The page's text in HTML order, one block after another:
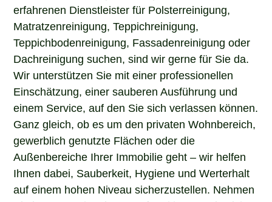
erfahrenen Dienstleister für Polsterreinigung,
Matratzenreinigung, Teppichreinigung,
Teppichbodenreinigung, Fassadenreinigung oder
Dachreinigung suchen, sind wir gerne für Sie da.
Wir unterstützen Sie mit einer professionellen
Einschätzung, einer sauberen Ausführung und
einem Service, auf den Sie sich verlassen können.
Ganz gleich, ob es um den privaten Wohnbereich,
gewerblich genutzte Flächen oder die
Außenbereiche Ihrer Immobilie geht – wir helfen
Ihnen dabei, Sauberkeit, Hygiene und Werterhalt
auf einem hohen Niveau sicherzustellen. Nehmen